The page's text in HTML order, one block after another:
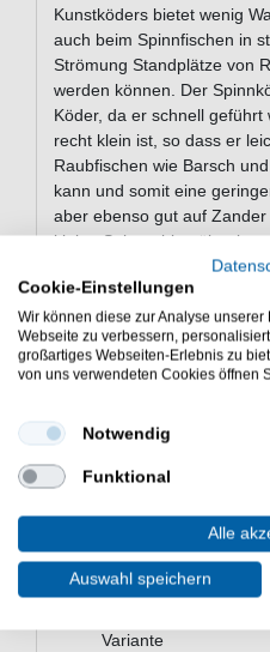
Kunstköders bietet wenig
auch beim Spinnfischen in
Strömung Standplätze von
werden können. Der
Köder, da er schnell
recht klein ist, so dass er
Raubfischen wie Barsch
kann und somit eine
aber ebenso gut auf
kleine Spinnerblatt übt
Reflektion, Geräusche
Raubfische aus. Er kann
auch über den
werden.
Eigenschaften der
Kunstköder mit
schlanke Körperform
Spinnerblatt für
sehr gute
sehr gut zum
Variante
Cookie-Einstellungen
Wir können diese zur Analyse
Webseite zu verbessern,
großartiges Webseiten-Erlebnis zu
von uns verwendeten Cookies öffnen
Notwendig
Funktional
Alle
Auswahl speichern